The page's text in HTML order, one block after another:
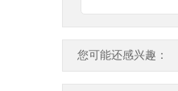
您可能还感兴趣：